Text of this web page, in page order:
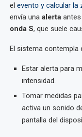
el evento y calcular la
envía una alerta
onda S, que suele
El sistema contempla
Estar alerta para
intensidad.
Tomar medidas
activa un sonido
pantalla del